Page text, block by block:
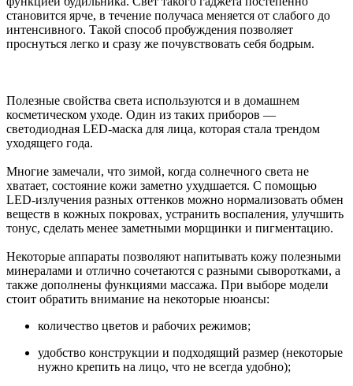
становится ярче, в течение получаса меняется от слабого до
интенсивного. Такой способ пробуждения позволяет
проснуться легко и сразу же почувствовать себя бодрым.
Полезные свойства света используются и в домашнем
косметическом уходе. Один из таких приборов —
светодиодная LED-маска для лица, которая стала трендом
уходящего года.
Многие замечали, что зимой, когда солнечного света не
хватает, состояние кожи заметно ухудшается. С помощью
LED-излучения разных оттенков можно нормализовать обмен
веществ в кожных покровах, устранить воспаления, улучшить
тонус, сделать менее заметными морщинки и пигментацию.
Некоторые аппараты позволяют напитывать кожу полезными
минералами и отлично сочетаются с разными сыворотками, а
также дополнены функциями массажа. При выборе модели
стоит обратить внимание на некоторые нюансы:
количество цветов и рабочих режимов;
удобство конструкции и подходящий размер (некоторые
нужно крепить на лицо, что не всегда удобно);